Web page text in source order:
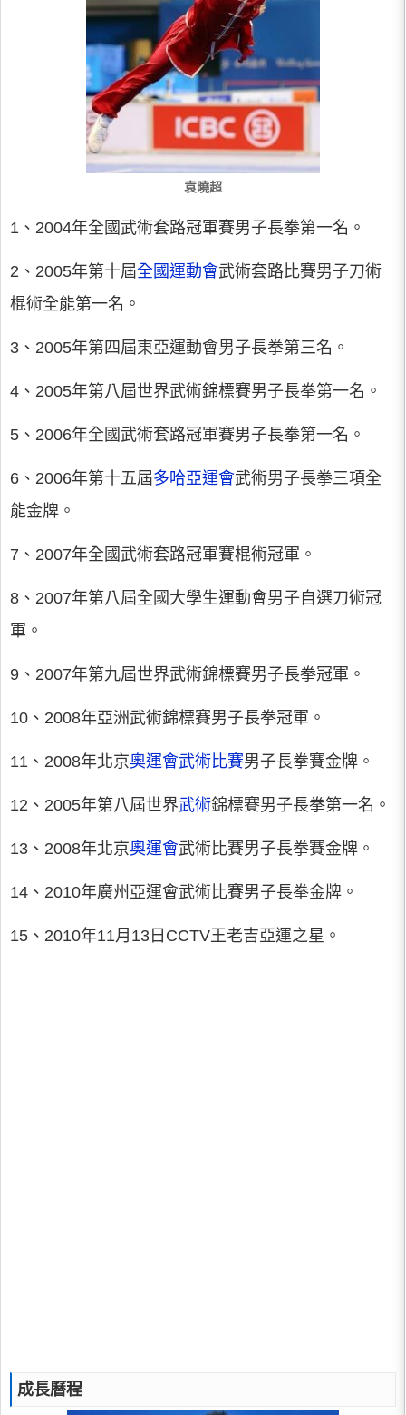
袁曉超
1、2004年全國武術套路冠軍賽男子長拳第一名。
2、2005年第十屆全國運動會武術套路比賽男子刀術
棍術全能第一名。
3、2005年第四屆東亞運動會男子長拳第三名。
4、2005年第八屆世界武術錦標賽男子長拳第一名。
5、2006年全國武術套路冠軍賽男子長拳第一名。
6、2006年第十五屆多哈亞運會武術男子長拳三項全
能金牌。
7、2007年全國武術套路冠軍賽棍術冠軍。
8、2007年第八屆全國大學生運動會男子自選刀術冠
軍。
9、2007年第九屆世界武術錦標賽男子長拳冠軍。
10、2008年亞洲武術錦標賽男子長拳冠軍。
11、2008年北京奧運會武術比賽男子長拳賽金牌。
12、2005年第八屆世界武術錦標賽男子長拳第一名。
13、2008年北京奧運會武術比賽男子長拳賽金牌。
14、2010年廣州亞運會武術比賽男子長拳金牌。
15、2010年11月13日CCTV王老吉亞運之星。
成長曆程